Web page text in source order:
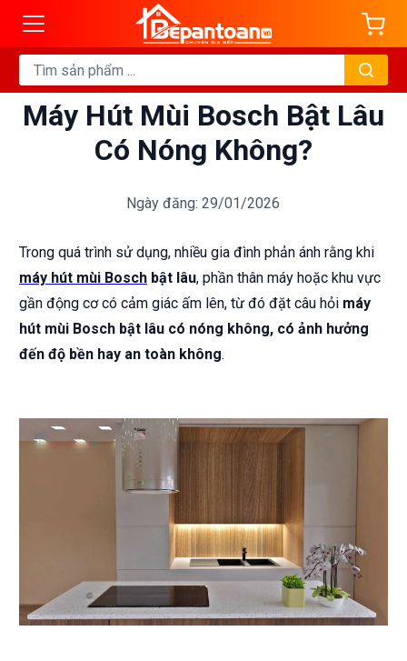
Máy Hút Mùi Bosch Bật Lâu
Có Nóng Không?
Ngày đăng: 29/01/2026
Trong quá trình sử dụng, nhiều gia đình phản ánh rằng khi
máy hút mùi Bosch bật lâu, phần thân máy hoặc khu vực
gần động cơ có cảm giác ấm lên, từ đó đặt câu hỏi máy
hút mùi Bosch bật lâu có nóng không, có ảnh hưởng
đến độ bền hay an toàn không.